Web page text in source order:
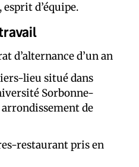
d’équipe.
d’alternance d’un an
lieu situé dans
Sorbonne-
arrondissement de
restaurant pris en